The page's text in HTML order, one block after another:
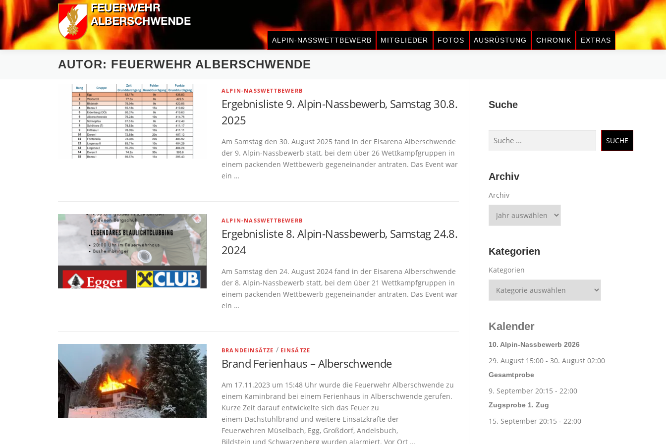
Zum
Inhalt
springen
ALPIN-NASSWETTBEWERB MITGLIEDER FOTOS AUSRÜSTUNG CHRONIK EXTRAS
AUTOR: FEUERWEHR ALBERSCHWENDE
ALPIN-NASSWETTBEWERB
Ergebnisliste 9. Alpin-Nassbewerb, Samstag 30.8.
2025
Am Samstag den 30. August 2025 fand in der Eisarena Alberschwende
der 9. Alpin-Nassbewerb statt, bei dem über 26 Wettkampfgruppen in
einem packenden Wettbewerb gegeneinander antraten. Das Event war
ein …
ALPIN-NASSWETTBEWERB
Ergebnisliste 8. Alpin-Nassbewerb, Samstag 24.8.
2024
Am Samstag den 24. August 2024 fand in der Eisarena Alberschwende
der 8. Alpin-Nassbewerb statt, bei dem über 21 Wettkampfgruppen in
einem packenden Wettbewerb gegeneinander antraten. Das Event war
ein …
BRANDEINSÄTZE / EINSÄTZE
Brand Ferienhaus – Alberschwende
Am 17.11.2023 um 15:48 Uhr wurde die Feuerwehr Alberschwende zu
einem Kaminbrand bei einem Ferienhaus in Alberschwende gerufen.
Kurze Zeit darauf entwickelte sich das Feuer zu
einem Dachstuhlbrand und weitere Einsatzkräfte der
Feuerwehren Müselbach, Egg, Großdorf, Andelsbuch,
Bildstein und Schwarzenberg wurden alarmiert. Vor Ort …
Suche
Suchen
SUCHE
Archiv
Archiv
Kategorien
Kategorien
Kalender
10. Alpin-Nassbewerb 2026
29. August 15:00 - 30. August 02:00
Gesamtprobe
9. September 20:15 - 22:00
Zugsprobe 1. Zug
15. September 20:15 - 22:00